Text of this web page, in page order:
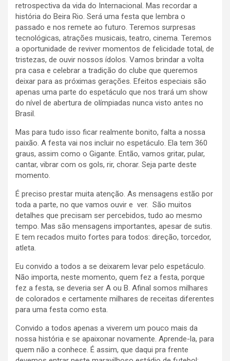
retrospectiva da vida do Internacional. Mas recordar a
história do Beira Rio. Será uma festa que lembra o
passado e nos remete ao futuro. Teremos surpresas
tecnológicas, atrações musicais, teatro, cinema. Teremos
a oportunidade de reviver momentos de felicidade total, de
tristezas, de ouvir nossos ídolos. Vamos brindar a volta
pra casa e celebrar a tradição do clube que queremos
deixar para as próximas gerações. Efeitos especiais são
apenas uma parte do espetáculo que nos trará um show
do nível de abertura de olímpiadas nunca visto antes no
Brasil.
Mas para tudo isso ficar realmente bonito, falta a nossa
paixão. A festa vai nos incluir no espetáculo. Ela tem 360
graus, assim como o Gigante. Então, vamos gritar, pular,
cantar, vibrar com os gols, rir, chorar. Seja parte deste
momento.
É preciso prestar muita atenção. As mensagens estão por
toda a parte, no que vamos ouvir e ver. São muitos
detalhes que precisam ser percebidos, tudo ao mesmo
tempo. Mas são mensagens importantes, apesar de sutis.
E tem recados muito fortes para todos: direção, torcedor,
atleta.
Eu convido a todos a se deixarem levar pelo espetáculo.
Não importa, neste momento, quem fez a festa, porque
fez a festa, se deveria ser A ou B. Afinal somos milhares
de colorados e certamente milhares de receitas diferentes
para uma festa como esta.
Convido a todos apenas a viverem um pouco mais da
nossa história e se apaixonar novamente. Aprende-la, para
quem não a conhece. É assim, que daqui pra frente